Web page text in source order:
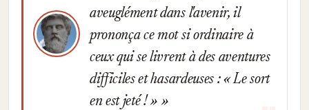
aveuglément dans l'avenir, il
prononça ce mot si ordinaire à
ceux qui se livrent à des aventures
difficiles et hasardeuses : « Le sort
en est jeté ! »